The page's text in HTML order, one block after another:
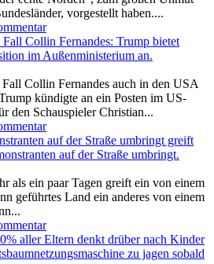
vorgestellt haben....
Collin Fernandes: Trump bietet
im Außenministerium an.
Collin Fernandes auch in den USA
kündigte an ein Posten im US-
den Schauspieler Christian...
auf der Straße umbringt greift
auf der Straße umbringt.
als ein paar Tagen greift ein von einem
geführtes Land ein anderes von einem
aller Eltern denkt drüber nach Kinder
zu jagen sobald